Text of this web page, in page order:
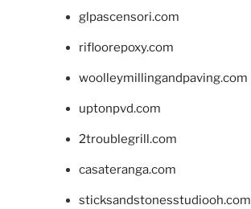
glpascensori.com
rifloorepoxy.com
woolleymillingandpaving.com
uptonpvd.com
2troublegrill.com
casateranga.com
sticksandstonesstudiooh.com